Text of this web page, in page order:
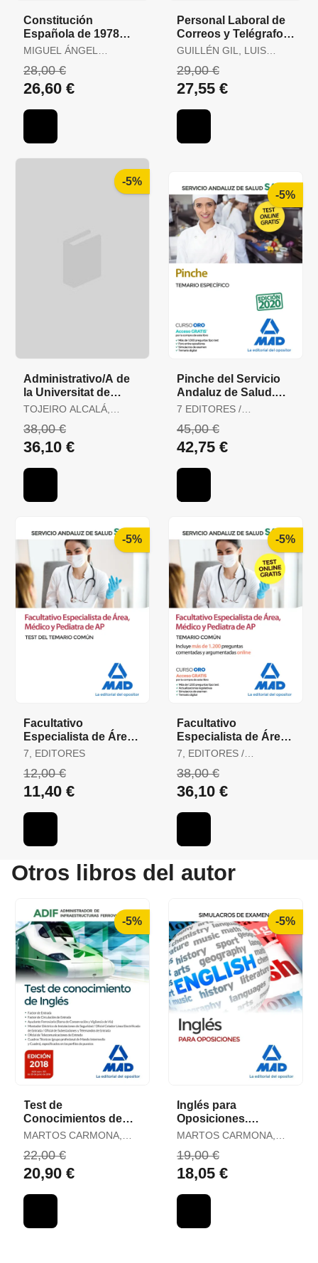
Constitución
Española de 1978
para Oposiciones.
Artículos, Re
MIGUEL ÁNGEL
28,00 €
26,60 €
Personal Laboral de
Correos y Telégrafos.
Temario Volumen 1
GUILLÉN GIL, LUIS
DE CATALUNYA /
GUILLEN DIAZ,
29,00 €
27,55 €
-5%
Administrativo/A de
la Universitat de
València. Temario,
Prácti
TOJEIRO ALCALÁ,
38,00 €
36,10 €
-5%
Pinche del Servicio
Andaluz de Salud.
Temario Específico
7 EDITORES /
JOSÉ MANUEL /
SERRANO BARCENA,
CABALLERO, MARTA
45,00 €
42,75 €
-5%
Facultativo
Especialista de Área,
Médico y Pediatra de
Ser
7, EDITORES
12,00 €
11,40 €
-5%
Facultativo
Especialista de Área,
Médico y Pediatra de
Ser
7, EDITORES /
FRANCISCO ENRIQUE /
GÓMEZ MARTÍNEZ,
ARROYO, JOSÉ
38,00 €
36,10 €
Otros libros del autor
-5%
Test de
Conocimientos de
Inglés. Administrador
Ferroviarias
MARTOS CARMONA,
22,00 €
20,90 €
-5%
Inglés para
Oposiciones.
Simulacros de
MARTOS CARMONA,
19,00 €
18,05 €